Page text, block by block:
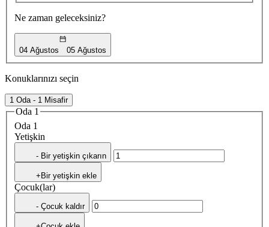
Ne zaman geleceksiniz?
04 Ağustos 05 Ağustos
Konuklarınızı seçin
1 Oda - 1 Misafir
Oda 1
Oda 1
Yetişkin
- Bir yetişkin çıkarın
+Bir yetişkin ekle
Çocuk(lar)
- Çocuk kaldır